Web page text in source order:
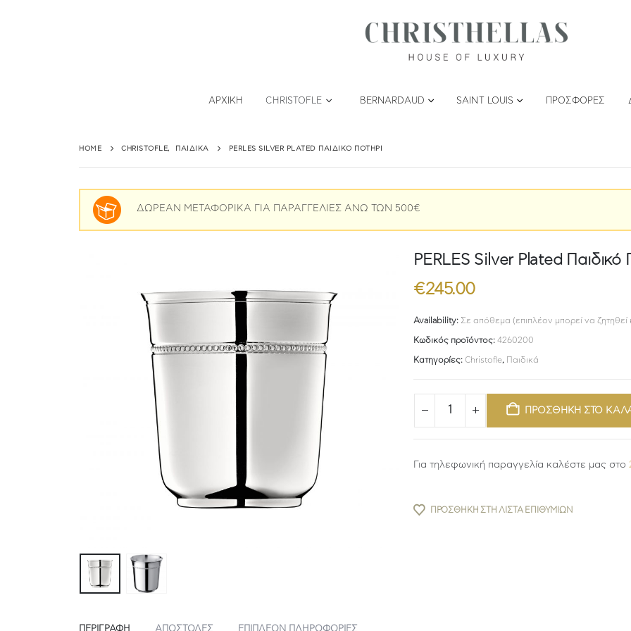
ΑΡΧΙΚΉ CHRISTOFLE BERNARDAUD SAINT LOUIS ΠΡΟΣΦΟΡΈΣ
HOME CHRISTOFLE, ΠΑΙΔΙΚΆ PERLES SILVER PLATED ΠΑΙΔΙΚΌ ΠΟΤΉΡΙ
ΔΩΡΕΑΝ ΜΕΤΑΦΟΡΙΚΑ ΓΙΑ ΠΑΡΑΓΓΕΛΙΕΣ ΑΝΩ ΤΩΝ 500€
PERLES Silver Plated Παιδικό
€245.00
Availability: Σε απόθεμα (επιπλέον μπορεί να ζητηθεί
Κωδικός προϊόντος: 4260200
Κατηγορίες: Christofle, Παιδικά
ΠΡΟΣΘΗΚΗ ΣΤΟ
Για τηλεφωνική παραγγελία καλέστε μας στο
ΠΡΟΣΘΉΚΗ ΣΤΗ ΛΊΣΤΑ ΕΠΙΘΥΜΙΏΝ